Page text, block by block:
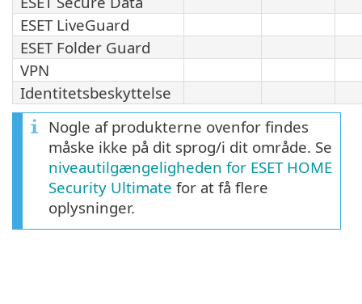
ESET LiveGuard
ESET Folder Guard
VPN
Identitetsbeskyttelse
Nogle af produkterne ovenfor findes
måske ikke på dit sprog/i dit område. Se
niveautilgængeligheden for ESET HOME
Security Ultimate for at få flere
oplysninger.